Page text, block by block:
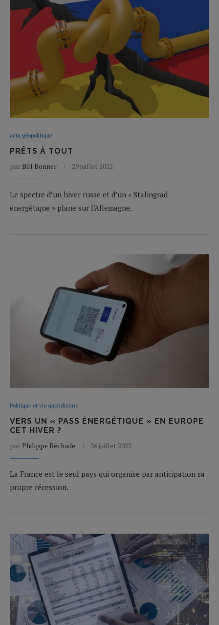
actu géopolitique
PRÊTS À TOUT
par Bill Bonner 29 juillet 2022
Le spectre d’un hiver russe et d’un « Stalingrad
énergétique » plane sur l’Allemagne.
Politique et vie quotidienne
VERS UN « PASS ÉNERGÉTIQUE » EN EUROPE
CET HIVER ?
par Philippe Béchade 26 juillet 2022
La France est le seul pays qui organise par anticipation sa
propre récession.